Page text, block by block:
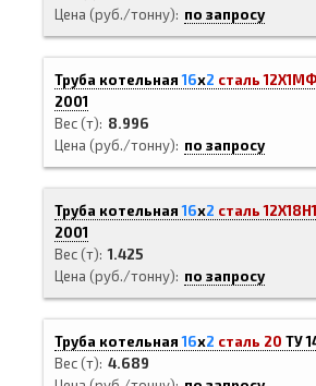
Цена (руб./тонну)
по запросу
Труба котельная16х2 сталь 12Х1МФ
2001
Вес (т)
8.996
Цена (руб./тонну)
по запросу
Труба котельная16х2 сталь
2001
Вес (т) 1.425
Цена (руб./тонну)
по запросу
Труба котельная16х2 сталь 20 ТУ
Вес (т) 4.689